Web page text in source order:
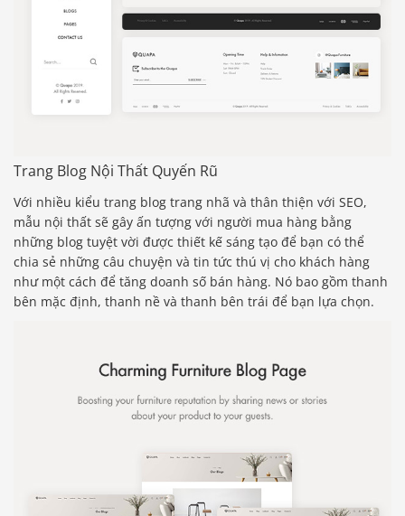
Trang Blog Nội Thất Quyến Rũ
Với nhiều kiểu trang blog trang nhã và thân thiện với SEO,
mẫu nội thất sẽ gây ấn tượng với người mua hàng bằng
những blog tuyệt vời được thiết kế sáng tạo để bạn có thể
chia sẻ những câu chuyện và tin tức thú vị cho khách hàng
như một cách để tăng doanh số bán hàng. Nó bao gồm thanh
bên mặc định, thanh nề và thanh bên trái để bạn lựa chọn.